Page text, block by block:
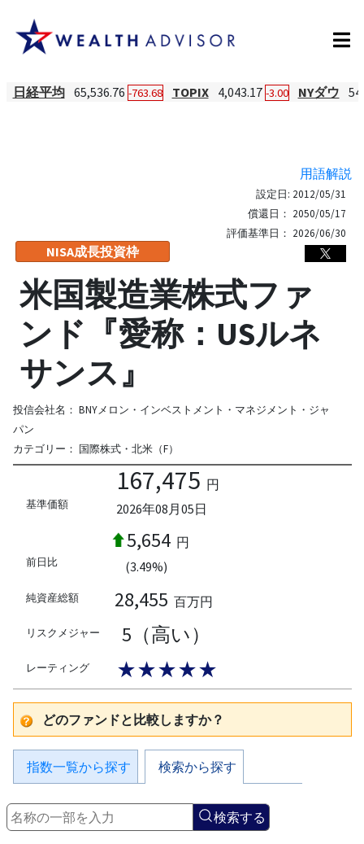
日経平均 65,536.76 -763.68 TOPIX 4,043.17 -3.00 NYダウ
用語解説
NISA成長投資枠
設定日: 2012/05/31
償還日： 2050/05/17
評価基準日： 2026/06/30
米国製造業株式ファ
ンド『愛称：USルネ
サンス』
投信会社名： BNYメロン・インベストメント・マネジメント・ジャ
パン
カテゴリー： 国際株式・北米（F）
基準価額
167,475 円
2026年08月05日
前日比
5,654 円
(3.49%)
純資産総額 28,455 百万円
リスクメジャー 5（高い）
レーティング ★★★★★
どのファンドと比較しますか？
指数一覧から探す 検索から探す
検索する